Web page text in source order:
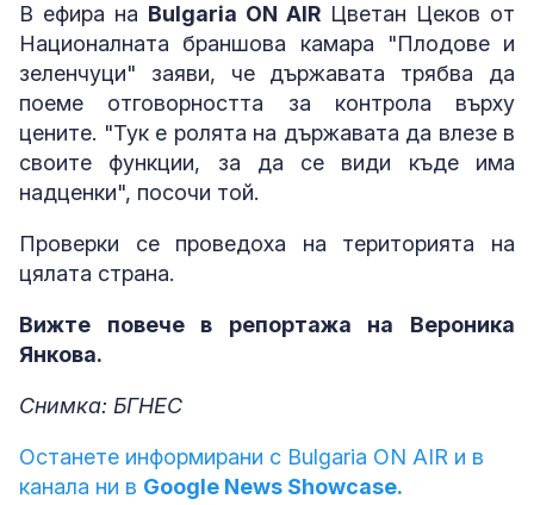
В ефира на Bulgaria ON AIR Цветан Цеков от
Националната браншова камара "Плодове и
зеленчуци" заяви, че държавата трябва да
поеме отговорността за контрола върху
цените. "Тук е ролята на държавата да влезе в
своите функции, за да се види къде има
надценки", посочи той.
Проверки се проведоха на територията на
цялата страна.
Вижте повече в репортажа на Вероника
Янкова.
Снимка: БГНЕС
Останете информирани с Bulgaria ON AIR и в
канала ни в Google News Showcase.